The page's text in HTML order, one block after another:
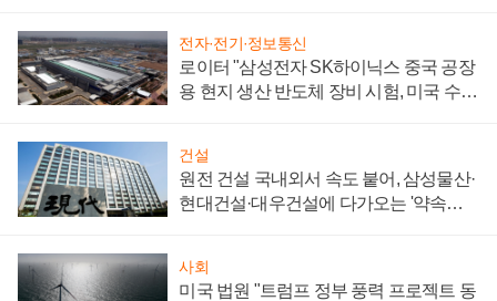
전자·전기·정보통신
로이터 "삼성전자 SK하이닉스 중국 공장
용 현지 생산 반도체 장비 시험, 미국 수출
건설
원전 건설 국내외서 속도 붙어, 삼성물산·
현대건설·대우건설에 다가오는 '약속의
사회
미국 법원 "트럼프 정부 풍력 프로젝트 동